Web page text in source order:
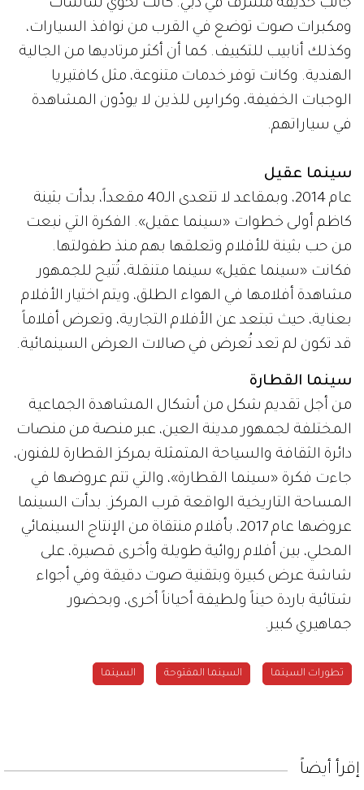
جانب حديقة مشرف في دبي. كانت تحوي شاشات
ومكبرات صوت توضع في القرب من نوافذ السيارات،
وكذلك أنابيب للتكييف. كما أن أكثر مرتاديها من الجالية
الهندية. وكانت توفر خدمات متنوعة، مثل كافتيريا
الوجبات الخفيفة، وكراسٍ للذين لا يودّون المشاهدة
في سياراتهم.
سينما عقيل
عام 2014، وبمقاعد لا تتعدى الـ40 مقعداً، بدأت بثينة
كاظم أولى خطوات «سينما عقيل». الفكرة التي نبعت
من حب بثينة للأفلام وتعلقها بهم منذ طفولتها.
فكانت «سينما عقيل» سينما متنقلة، تُتيح للجمهور
مشاهدة أفلامها في الهواء الطلق، ويتم اختيار الأفلام
بعناية، حيث تبتعد عن الأفلام التجارية، وتعرض أفلاماً
قد تكون لم تعد تُعرض في صالات العرض السينمائية.
سينما القطارة
من أجل تقديم شكل من أشكال المشاهدة الجماعية
المختلفة لجمهور مدينة العين، عبر منصة من منصات
دائرة الثقافة والسياحة المتمثلة بمركز القطارة للفنون،
جاءت فكرة «سينما القطارة»، والتي تتم عروضها في
المساحة التاريخية الواقعة قرب المركز. بدأت السينما
عروضها عام 2017، بأفلام منتقاة من الإنتاج السينمائي
المحلي، بين أفلام روائية طويلة وأخرى قصيرة، على
شاشة عرض كبيرة وبتقنية صوت دقيقة وفي أجواء
شتائية باردة حيناً ولطيفة أحياناً أخرى، وبحضور
جماهيري كبير.
تطورات السينما السينما المفتوحة السينما
إقرأ أيضاً